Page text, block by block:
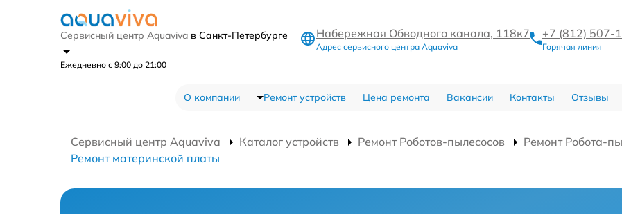
Сервисный центр Aquaviva в Санкт-Петербурге
Ежедневно с 9:00 до 21:00
Набережная Обводного канала, 118к7
Адрес сервисного центра Aquaviva
+7 (812) 507-
Горячая линия
О компании Ремонт устройств Цена ремонта Вакансии Контакты Отзывы
Сервисный центр Aquaviva Каталог устройств Ремонт Роботов-пылесосов
Ремонт Робота-
Ремонт материнской платы